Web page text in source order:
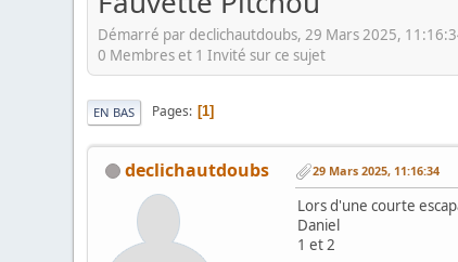
Démarré par declichautdoubs, 29 Mars 2025,
0 Membres et 1 Invité sur ce sujet
EN BAS Pages 1
declichautdoubs 29 Mars 2025, 11:16:34
Lors d'une courte
Daniel
1 et 2